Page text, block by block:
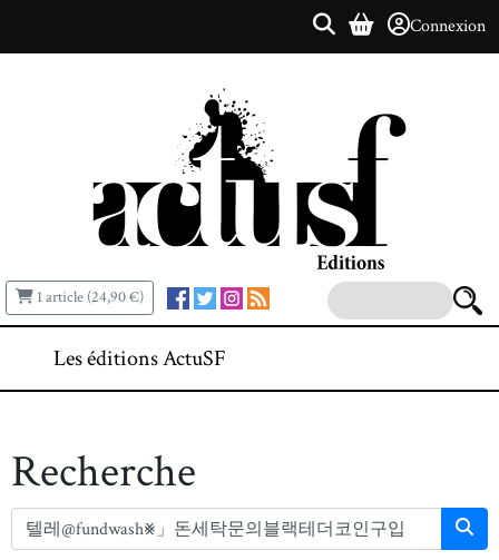
Connexion
1 article (24,90 €)
Les éditions ActuSF
Recherche